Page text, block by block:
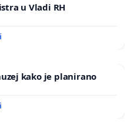
u Vladi RH
kako je planirano